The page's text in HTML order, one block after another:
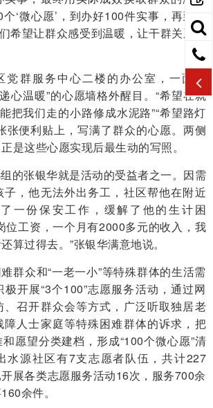
‘微心愿’，到办好100件实事，再到绽
希望让群众感受到温暖，让干群关系越
党群服务中心二楼的办公室，一面写
心温暖”的心愿墙格外醒目。“希望在就
把我们走的小路修成水泥路”“希望路灯
便利贴上，写满了群众的心愿。两侧
是这些心愿实现后最生动的写照。
的张银华就是活动的受益者之一。因需
子，他无法外出务工，社区帮他在附近
一份保安工作，缓解了他的生计困
位工资，一个月有2000多元的收入，我
算过得去。”张银华满意地说。
群众和“一老一小”等特殊群体的生活需
开展“3个100”志愿服务活动，通过网
召开群众会等方式，广泛听取独居老
障人士家庭等特殊困难群体的诉求，把
愿望分类建档，形成“100个微心愿”清
水源社区有7支志愿者队伍，共计227
展各类志愿服务活动16次，服务700余
余件。